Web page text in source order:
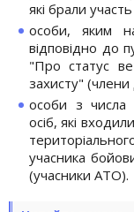
які брали
особи, яким
відповідно до
"Про статус
захисту"
особи з числа
осіб, які
учасника
(учасники АТО).